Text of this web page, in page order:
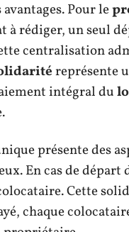
Pour le
rédiger, un seul
centralisation
représente
intégral du
présente des
En cas de départ
Cette
chaque